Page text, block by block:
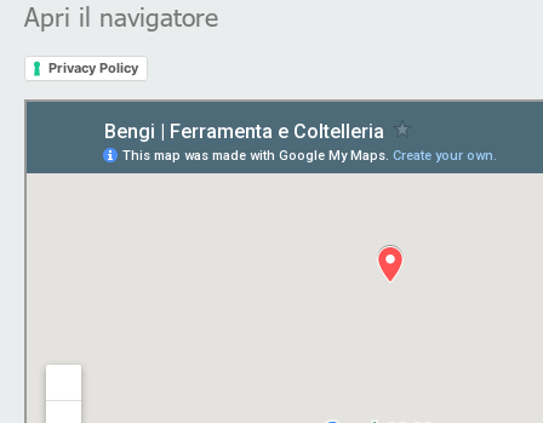
Apri il navigatore
Privacy Policy